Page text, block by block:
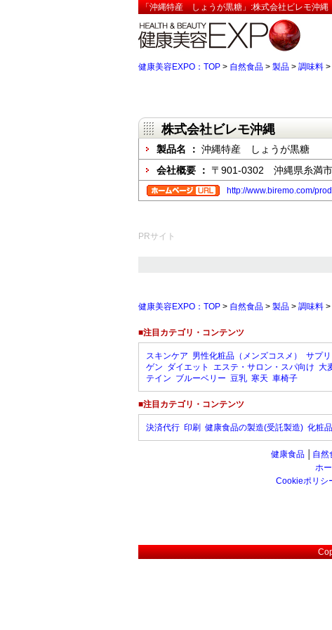
「沖縄特産 しょうが黒糖」:株式会社ビレモ沖縄
健康美容EXPO：TOP > 自然食品 > 製品 > 調味料 >
株式会社ビレモ沖縄
製品名 ： 沖縄特産 しょうが黒糖
会社概要 ： 〒901-0302 沖縄県糸満
http://www.biremo.com/
PRサイト
健康美容EXPO：TOP > 自然食品 > 製品 > 調味料 >
■注目カテゴリ・コンテンツ
スキンケア 男性化粧品（メンズコスメ） サプ
ゲン ダイエット エステ・サロン・スパ向け 大
テイン ブルーベリー 豆乳 寒天 車椅子
■注目カテゴリ・コンテンツ
決済代行 印刷 健康食品の製造(受託製造) 化粧品
健康食品 自然
ホ
Cookieポリシ